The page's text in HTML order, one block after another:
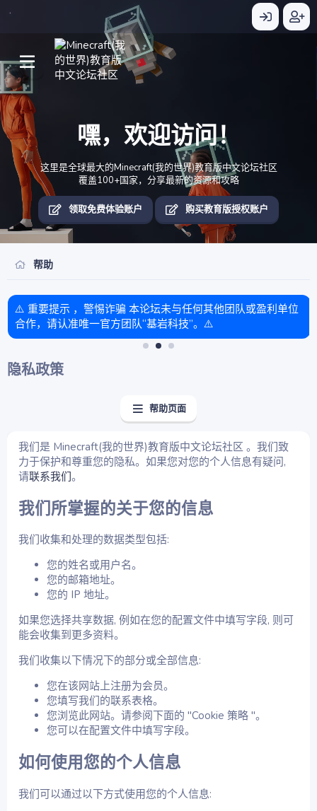
嘿，欢迎访问！
这里是全球最大的Minecraft(我的世界)教育版中文论坛社区
覆盖100+国家，分享最新的资源和攻略
领取免费体验账户 购买教育版授权账户
帮助
⚠️ 重要提示 ，警惕诈骗 本论坛未与任何其他团队或盈利单位
合作，请认准唯一官方团队“基岩科技”。⚠️
隐私政策
帮助页面
我们是 Minecraft(我的世界)教育版中文论坛社区 。我们致
力于保护和尊重您的隐私。如果您对您的个人信息有疑问,
请联系我们。
我们所掌握的关于您的信息
我们收集和处理的数据类型包括:
您的姓名或用户名。
您的邮箱地址。
您的 IP 地址。
如果您选择共享数据, 例如在您的配置文件中填写字段, 则可
能会收集到更多资料。
我们收集以下情况下的部分或全部信息:
您在该网站上注册为会员。
您填写我们的联系表格。
您浏览此网站。请参阅下面的 "Cookie 策略 "。
您可以在配置文件中填写字段。
如何使用您的个人信息
我们可以通过以下方式使用您的个人信息: